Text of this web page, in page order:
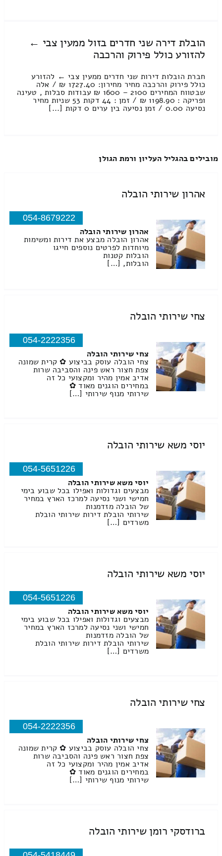
הובלת דירה שני חדרים בזול ממעין צבי ←
להזורע כולל פירוק והרכבה
חברת הובלות דירות שני חדרים ממעין צבי ← להזורע
כולל פירוק והרכבה מחיר מחירון: 1727.40 ₪ / אלה
שבטווח המחירים 2100 – 1600 ₪ עבודות סבלות , טעינה
ופריקה : 1198.90 ₪ / זמן : 44 דקות 53 שניות מחיר
נסיעה 0.00 / זמן נסיעה בין ערים 0 דקות [...]
מובילים בהגליל העליון ורמת הגולן
אהרון שירותי הובלה
054-8679222
אהרון שירותי הובלה
אהרון הובלה מבצע את דירות ומשימות
מיוחדות לפרטים נוספים חייגו
הובלות קטנות
הובלות, […]
צחי שירותי הובלה
054-2222356
צחי שירותי הובלה
צחי הובלה עוסק בביצוע ✿ קרית שמונה
צפת חצור ראש פינה והסביבה שרות
אדיב אמין מהיר ומקצועי כל זה
במחירים הוגנים מאוד ✿
שירותי מנוף שירותי […]
יוסי משא שירותי הובלה
054-5651226
יוסי משא שירותי הובלה
מבצעים וגדולות ואפילו בכל שבוע בימי
חמישי ושני נסיעה למרכז הארץ במחיר
של הובלה מזדמנות
שירותי הובלת דירות שירותי הובלת
משרדים […]
יוסי משא שירותי הובלה
054-5651226
יוסי משא שירותי הובלה
מבצעים וגדולות ואפילו בכל שבוע בימי
חמישי ושני נסיעה למרכז הארץ במחיר
של הובלה מזדמנות
שירותי הובלת דירות שירותי הובלת
משרדים […]
צחי שירותי הובלה
054-2222356
צחי שירותי הובלה
צחי הובלה עוסק בביצוע ✿ קרית שמונה
צפת חצור ראש פינה והסביבה שרות
אדיב אמין מהיר ומקצועי כל זה
במחירים הוגנים מאוד ✿
שירותי מנוף שירותי […]
ברודסקי רומן שירותי הובלה